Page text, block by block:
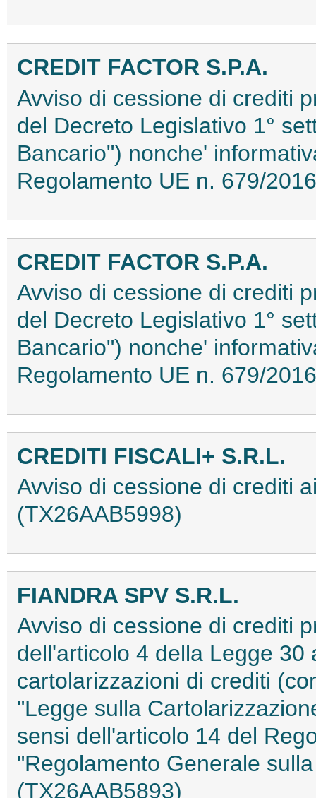
CREDIT FACTOR S.P.A.
Avviso di cessione di crediti
del Decreto Legislativo 1°
Bancario") nonche'
Regolamento UE n. 679/
CREDIT FACTOR S.P.A.
Avviso di cessione di crediti
del Decreto Legislativo 1°
Bancario") nonche'
Regolamento UE n. 679/
CREDITI FISCALI+ S.R.L.
Avviso di cessione di crediti
(TX26AAB5998)
FIANDRA SPV S.R.L.
Avviso di cessione di crediti
dell'articolo 4 della Legge
cartolarizzazioni di crediti
"Legge sulla
sensi dell'articolo 14 del
"Regolamento Generale
(TX26AAB5893)